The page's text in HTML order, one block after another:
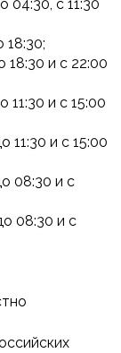
04:30, с 11:30
18:30;
18:30 и с 22:00
11:30 и с 15:00
11:30 и с 15:00
08:30 и с
08:30 и с